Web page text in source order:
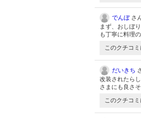
でんぼさ
まず、おしぼ
も丁寧に料理
このクチコミ
だいきち
改装されたら
さまにも良さ
このクチコミ